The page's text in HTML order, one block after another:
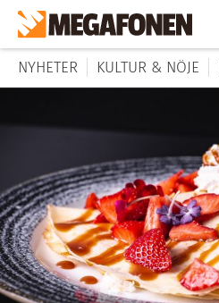
NYHETER KULTUR & NÖJE